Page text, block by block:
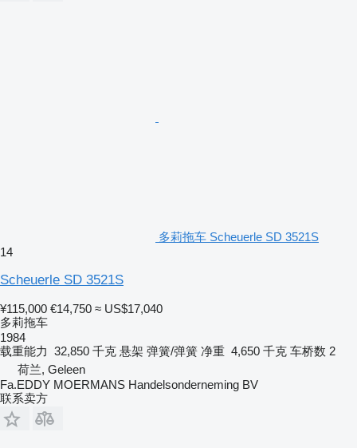
多莉拖车 Scheuerle SD 3521S
14
Scheuerle SD 3521S
¥115,000 €14,750 ≈ US$17,040
多莉拖车
1984
载重能力 32,850 千克 悬架 弹簧/弹簧 净重 4,650 千克 车桥数 2
荷兰, Geleen
Fa.EDDY MOERMANS Handelsonderneming BV
联系卖方